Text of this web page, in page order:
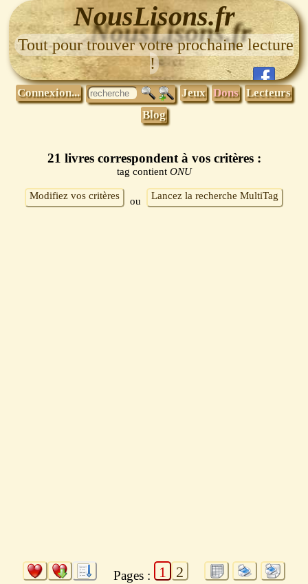
NousLisons.fr
Tout pour trouver votre prochaine lecture
!
Connexion... Jeux Dons Lecteurs
Blog
21 livres correspondent à vos critères :
tag contient ONU
Modifiez vos critères ou Lancez la recherche MultiTag
Pages : 1 2